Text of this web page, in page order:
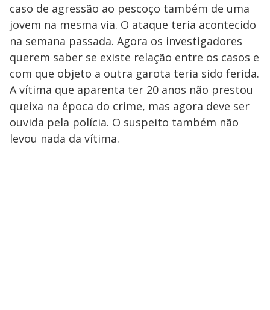
caso de agressão ao pescoço também de uma
jovem na mesma via. O ataque teria acontecido
na semana passada. Agora os investigadores
querem saber se existe relação entre os casos e
com que objeto a outra garota teria sido ferida.
A vítima que aparenta ter 20 anos não prestou
queixa na época do crime, mas agora deve ser
ouvida pela polícia. O suspeito também não
levou nada da vítima.